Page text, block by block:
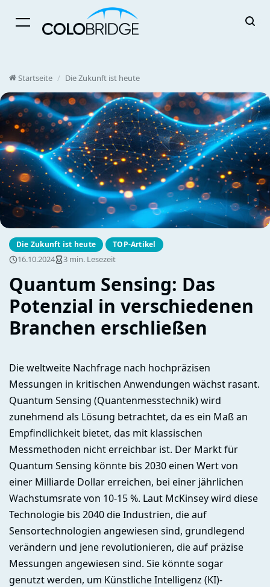
Menü
Startseite / Die Zukunft ist heute
Die Zukunft ist heute TOP-Artikel
Quantum Sensing: Das
Potenzial in verschiedenen
Branchen erschließen
16.10.2024 3 min. Lesezeit
Die weltweite Nachfrage nach hochpräzisen
Messungen in kritischen Anwendungen wächst rasant.
Quantum Sensing (Quantenmesstechnik) wird
zunehmend als Lösung betrachtet, da es ein Maß an
Empfindlichkeit bietet, das mit klassischen
Messmethoden nicht erreichbar ist. Der Markt für
Quantum Sensing könnte bis 2030 einen Wert von
einer Milliarde Dollar erreichen, bei einer jährlichen
Wachstumsrate von 10-15 %. Laut McKinsey wird diese
Technologie bis 2040 die Industrien, die auf
Sensortechnologien angewiesen sind, grundlegend
verändern und jene revolutionieren, die auf präzise
Messungen angewiesen sind. Sie könnte sogar
genutzt werden, um Künstliche Intelligenz (KI)-